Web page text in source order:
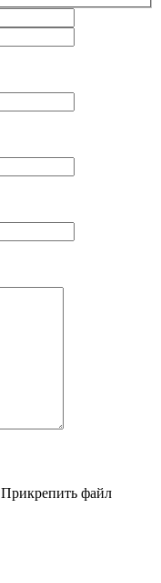
Прикрепить файл